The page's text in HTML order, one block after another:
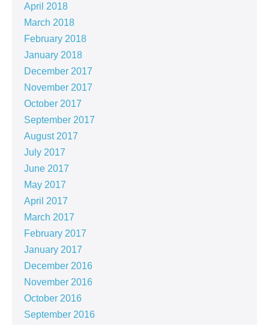
April 2018
March 2018
February 2018
January 2018
December 2017
November 2017
October 2017
September 2017
August 2017
July 2017
June 2017
May 2017
April 2017
March 2017
February 2017
January 2017
December 2016
November 2016
October 2016
September 2016